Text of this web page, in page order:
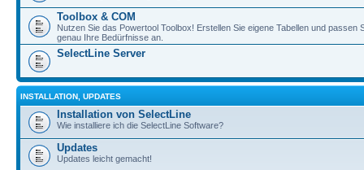
Toolbox & COM
Nutzen Sie das Powertool Toolbox! Erstellen Sie eigene Tabellen und passen
genau Ihre Bedürfnisse an.
SelectLine Server
INSTALLATION, UPDATES
Installation von SelectLine
Wie installiere ich die SelectLine Software?
Updates
Updates leicht gemacht!